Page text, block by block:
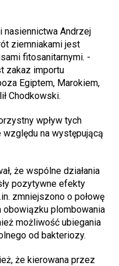
nasiennictwa Andrzej
ziemniakami jest
fitosanitarnymi. -
zakaz importu
Egiptem, Marokiem,
Chodkowski.
wpływ tych
na występującą
że wspólne działania
pozytywne efekty
zmniejszono o połowę
obowiązku plombowania
możliwość ubiegania
od bakteriozy.
że kierowana przez